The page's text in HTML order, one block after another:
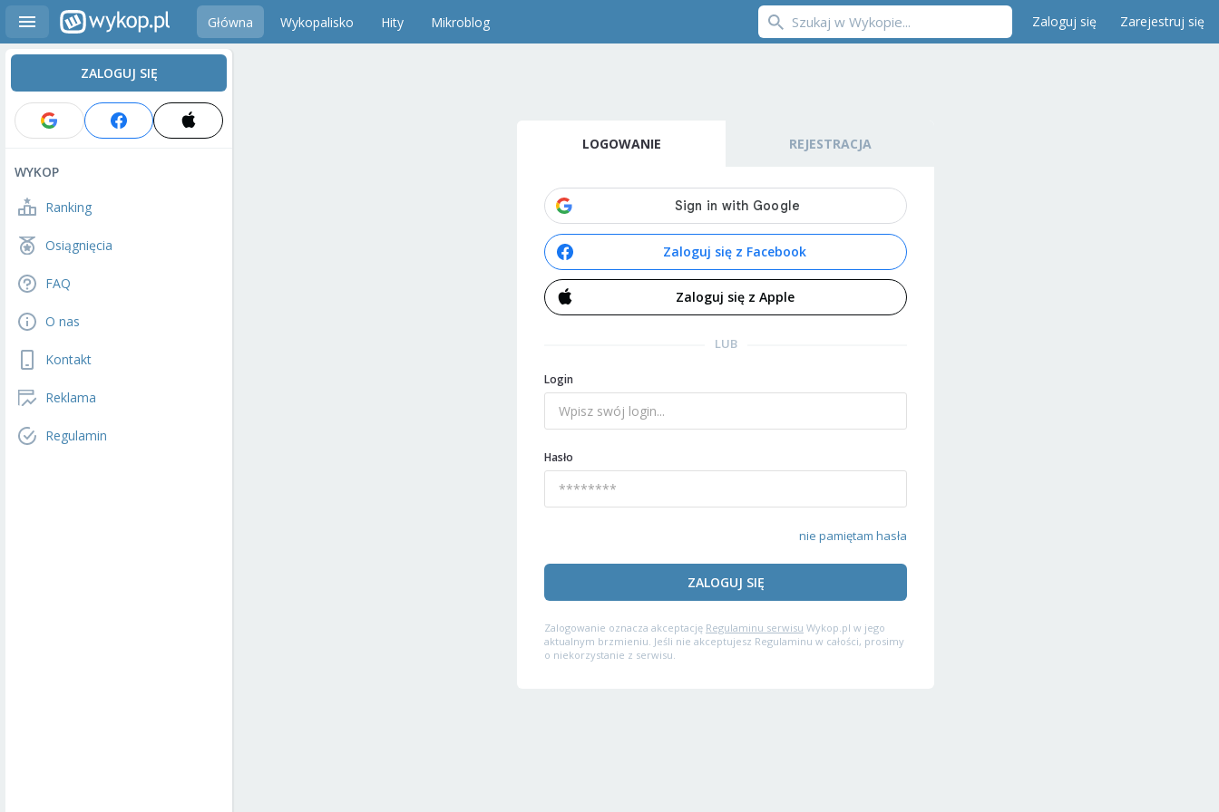
Główna Wykopalisko Hity Mikroblog Zaloguj się Zarejestruj się
ZALOGUJ SIĘ
WYKOP
Ranking
Osiągnięcia
FAQ
O nas
Kontakt
Reklama
Regulamin
LOGOWANIE REJESTRACJA
Zaloguj się z Facebook
Zaloguj się z Apple
LUB
Login
Hasło
nie pamiętam hasła
ZALOGUJ SIĘ
Zalogowanie oznacza akceptację Regulaminu serwisu Wykop.pl w jego
aktualnym brzmieniu. Jeśli nie akceptujesz Regulaminu w całości, prosimy
o niekorzystanie z serwisu.